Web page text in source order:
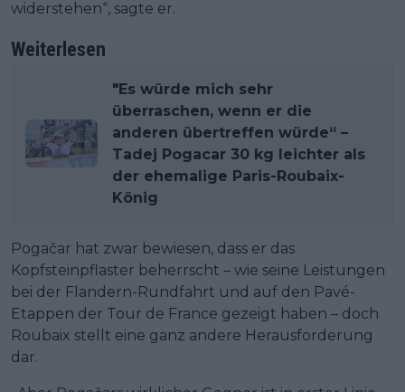
widerstehen“, sagte er.
Weiterlesen
"Es würde mich sehr
überraschen, wenn er die
anderen übertreffen würde“ –
Tadej Pogacar 30 kg leichter als
der ehemalige Paris-Roubaix-
König
Pogačar hat zwar bewiesen, dass er das
Kopfsteinpflaster beherrscht – wie seine Leistungen
bei der Flandern-Rundfahrt und auf den Pavé-
Etappen der Tour de France gezeigt haben – doch
Roubaix stellt eine ganz andere Herausforderung
dar.